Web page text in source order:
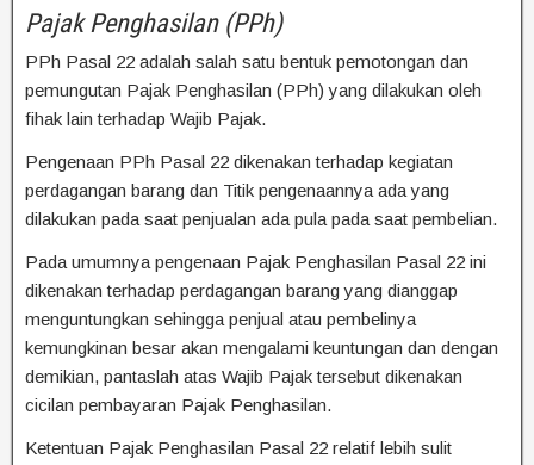
Pajak Penghasilan (PPh)
PPh Pasal 22 adalah salah satu bentuk pemotongan dan
pemungutan Pajak Penghasilan (PPh) yang dilakukan oleh
fihak lain terhadap Wajib Pajak.
Pengenaan PPh Pasal 22 dikenakan terhadap kegiatan
perdagangan barang dan Titik pengenaannya ada yang
dilakukan pada saat penjualan ada pula pada saat pembelian.
Pada umumnya pengenaan Pajak Penghasilan Pasal 22 ini
dikenakan terhadap perdagangan barang yang dianggap
menguntungkan sehingga penjual atau pembelinya
kemungkinan besar akan mengalami keuntungan dan dengan
demikian, pantaslah atas Wajib Pajak tersebut dikenakan
cicilan pembayaran Pajak Penghasilan.
Ketentuan Pajak Penghasilan Pasal 22 relatif lebih sulit